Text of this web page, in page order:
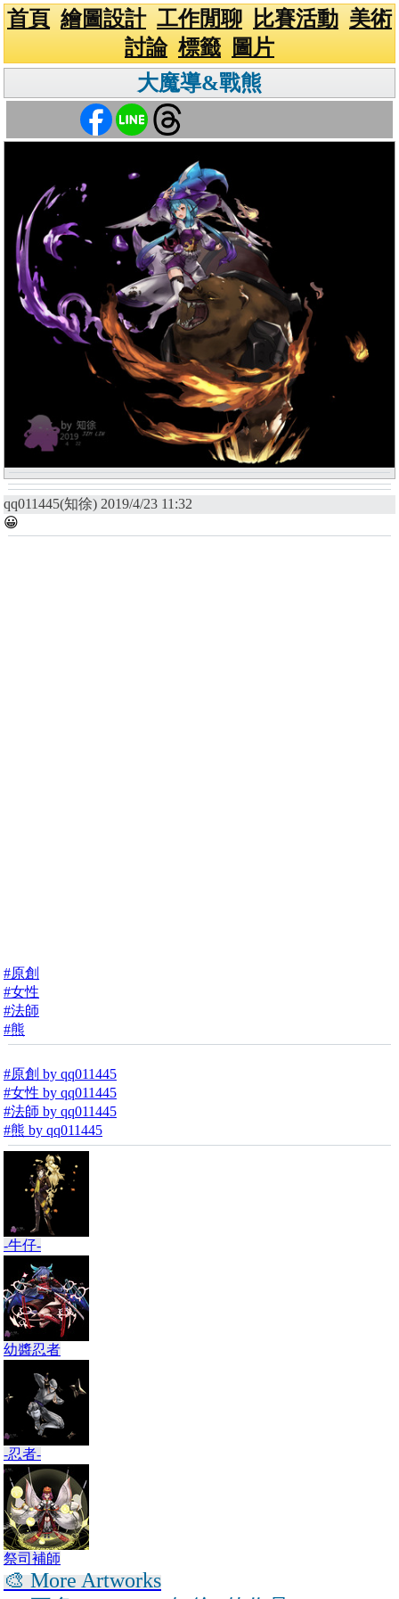
首頁 繪圖設計 工作閒聊 比賽活動 美術
討論 標籤
圖片
大魔導&戰熊
qq011445(知徐) 2019/4/23 11:32
😀
#原創
#女性
#法師
#熊
#原創 by qq011445
#女性 by qq011445
#法師 by qq011445
#熊 by qq011445
-牛仔-
幼醬忍者
-忍者-
祭司補師
🎨 More Artworks